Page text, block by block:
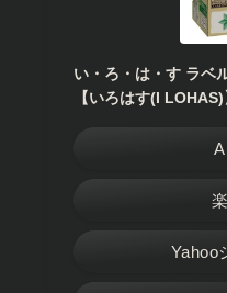
い・ろ・は・す ラベ
【いろはす(I
Yahoo